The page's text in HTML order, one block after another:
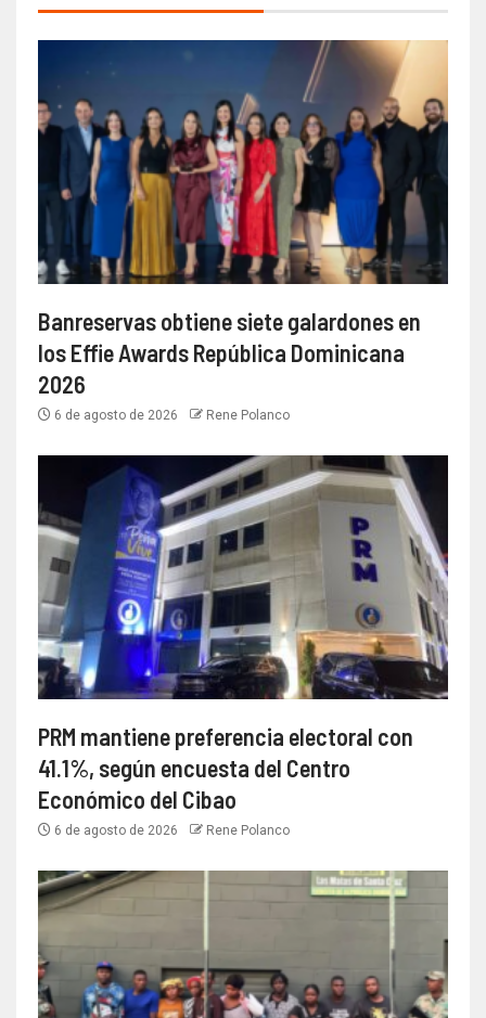
Banreservas obtiene siete galardones en
los Effie Awards República Dominicana
2026
6 de agosto de 2026 Rene Polanco
PRM mantiene preferencia electoral con
41.1%, según encuesta del Centro
Económico del Cibao
6 de agosto de 2026 Rene Polanco